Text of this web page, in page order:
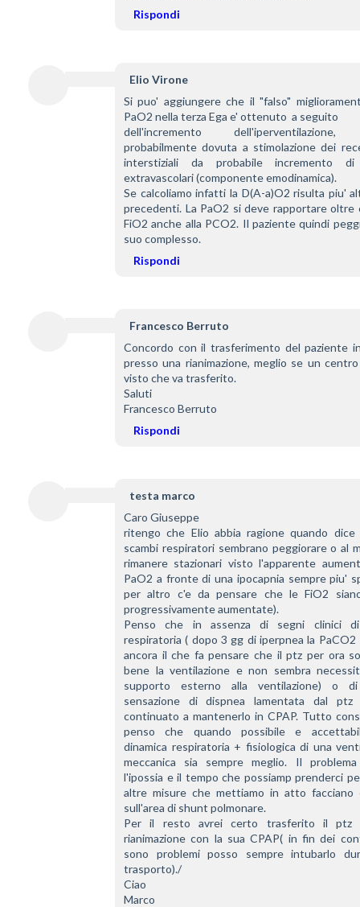
Rispondi
Elio Virone
Si puo' aggiungere che il "falso"
PaO2 nella terza Ega e' ottenuto  a seguito
dell'incremento dell'iperventilazione,
probabilmente dovuta a stimolazione dei
interstiziali da probabile incremento di
extravascolari (componente emodinamica).
Se calcoliamo infatti la D(A-a)O2 risulta piu'
precedenti. La PaO2 si deve rapportare oltre
FiO2 anche alla PCO2. Il paziente quindi
suo complesso.
Rispondi
Francesco Berruto
Concordo con il trasferimento del paziente
presso una rianimazione, meglio se un
visto che va trasferito.
Saluti
Francesco Berruto
Rispondi
testa marco
Caro Giuseppe
ritengo che Elio abbia ragione quando
scambi respiratori sembrano peggiorare o al
rimanere stazionari visto l'apparente
PaO2 a fronte di una ipocapnia sempre piu'
per altro c'e da pensare che le FiO2
progressivamente aumentate).
Penso che in assenza di segni clinici
respiratoria ( dopo 3 gg di iperpnea la PaCO2
ancora il che fa pensare che il ptz per ora
bene la ventilazione e non sembra
supporto esterno alla ventilazione) o
sensazione di dispnea lamentata dal ptz
continuato a mantenerlo in CPAP. Tutto
penso che quando possibile e
dinamica respiratoria + fisiologica di una
meccanica sia sempre meglio. Il
l'ipossia e il tempo che possiamp prenderci
altre misure che mettiamo in atto
sull'area di shunt polmonare.
Per il resto avrei certo trasferito il ptz
rianimazione con la sua CPAP( in fin dei
sono problemi posso sempre intubarlo
trasporto)./
Ciao
Marco